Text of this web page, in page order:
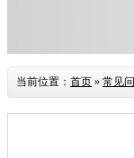
当前位置： 首页 » 常见